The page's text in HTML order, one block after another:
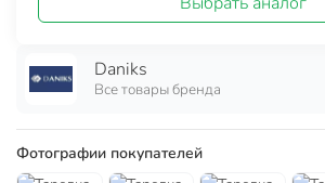
Daniks
Все товары бренда
Фотографии покупателей